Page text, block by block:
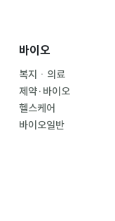
바이오
복지ㆍ의료
제약·바이오
헬스케어
바이오일반